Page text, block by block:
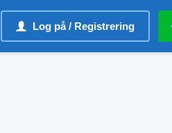
Log på / Registrering